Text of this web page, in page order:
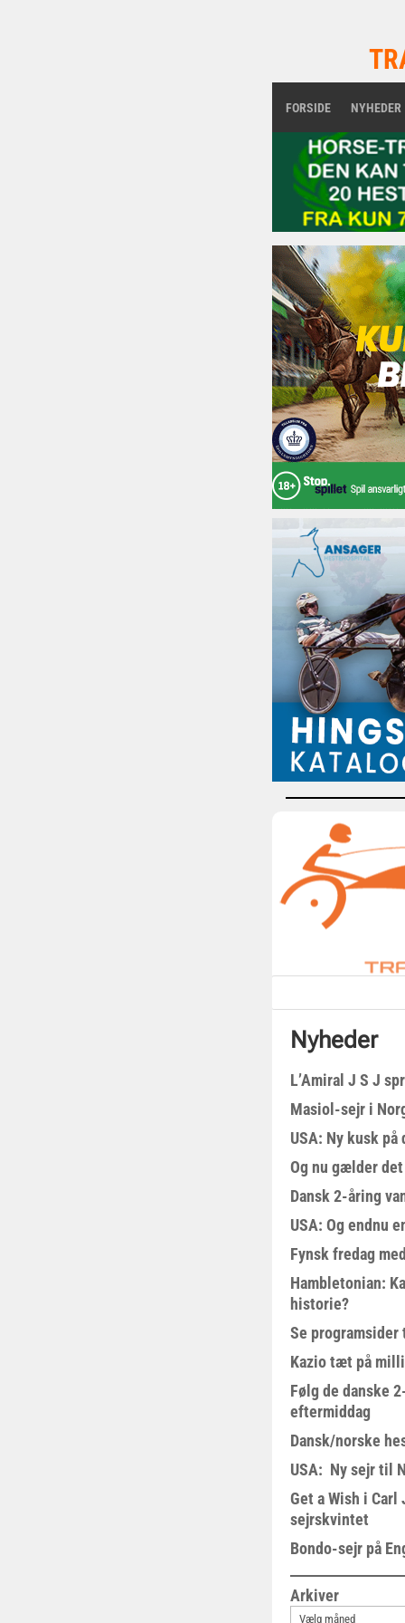
FORSIDE NYHEDER
Nyheder
L’Amiral J S J
Masiol-sejr i
USA: Ny kusk på
Og nu gælder
Dansk 2-åring
USA: Og endnu
Fynsk fredag
Hambletonian:
historie?
Se
Kazio tæt på
Følg de danske
eftermiddag
Dansk/norske
USA: Ny sejr til
Get a Wish i Carl
sejrskvintet
Bondo-sejr på
Arkiver